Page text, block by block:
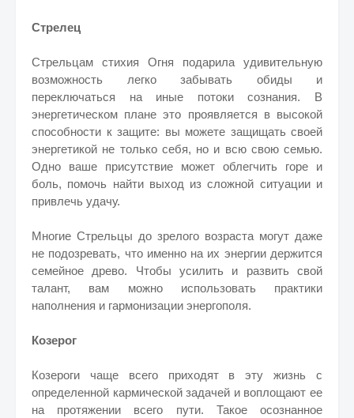
Стрелец
Стрельцам стихия Огня подарила удивительную
возможность легко забывать обиды и
переключаться на иные потоки сознания. В
энергетическом плане это проявляется в высокой
способности к защите: вы можете защищать своей
энергетикой не только себя, но и всю свою семью.
Одно ваше присутствие может облегчить горе и
боль, помочь найти выход из сложной ситуации и
привлечь удачу.
Многие Стрельцы до зрелого возраста могут даже
не подозревать, что именно на их энергии держится
семейное древо. Чтобы усилить и развить свой
талант, вам можно использовать практики
наполнения и гармонизации энергополя.
Козерог
Козероги чаще всего приходят в эту жизнь с
определенной кармической задачей и воплощают ее
на протяжении всего пути. Такое осознанное